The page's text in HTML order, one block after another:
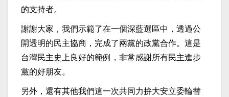
的支持者。
謝謝大家，我們示範了在一個深藍選區中，透過公
開透明的民主協商，完成了兩黨的政黨合作。這是
台灣民主史上良好的範例，非常感謝所有民主進步
黨的好朋友。
另外，還有其他我們這一次共同力拚大安立委輪替